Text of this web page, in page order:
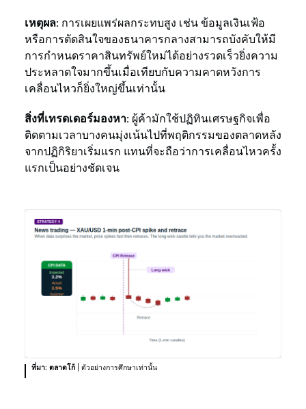
เหตุผล: การเผยแพร่ผลกระทบสูง เช่น ข้อมูลเงินเฟ้อ
หรือการตัดสินใจของธนาคารกลางสามารถบังคับให้มี
การกำหนดราคาสินทรัพย์ใหม่ได้อย่างรวดเร็วยิ่งความ
ประหลาดใจมากขึ้นเมื่อเทียบกับความคาดหวังการ
เคลื่อนไหวก็ยิ่งใหญ่ขึ้นเท่านั้น
สิ่งที่เทรดเดอร์มองหา: ผู้ค้ามักใช้ปฏิทินเศรษฐกิจเพื่อ
ติดตามเวลาบางคนมุ่งเน้นไปที่พฤติกรรมของตลาดหลัง
จากปฏิกิริยาเริ่มแรก แทนที่จะถือว่าการเคลื่อนไหวครั้ง
แรกเป็นอย่างชัดเจน
ที่มา: ตลาดโก้ | ตัวอย่างการศึกษาเท่านั้น